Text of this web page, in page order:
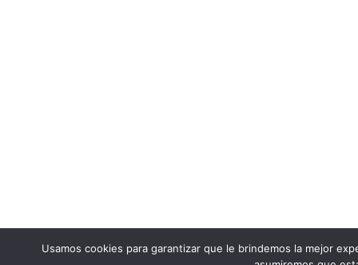
Usamos cookies para garantizar que le brindemos la mejor